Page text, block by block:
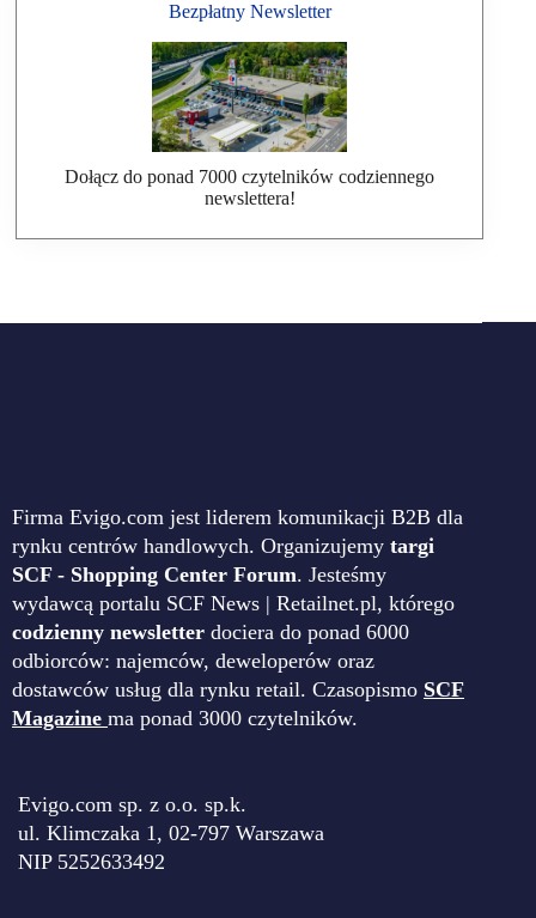
Bezpłatny Newsletter
Dołącz do ponad 7000 czytelników codziennego
newslettera!
Firma Evigo.com jest liderem komunikacji B2B dla
rynku centrów handlowych. Organizujemy targi
SCF - Shopping Center Forum. Jesteśmy
wydawcą portalu SCF News | Retailnet.pl, którego
codzienny newsletter dociera do ponad 6000
odbiorców: najemców, deweloperów oraz
dostawców usług dla rynku retail. Czasopismo SCF
Magazine ma ponad 3000 czytelników.
Evigo.com sp. z o.o. sp.k.
ul. Klimczaka 1, 02-797 Warszawa
NIP 5252633492